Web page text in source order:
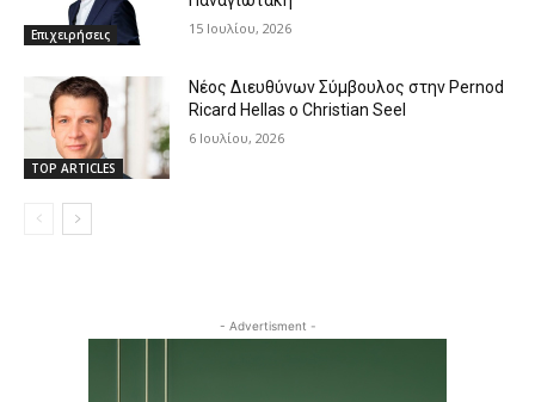
Επιχειρήσεις 15 Ιουλίου, 2026
TOP ARTICLES
Νέος Διευθύνων Σύμβουλος στην Pernod
Ricard Hellas ο Christian Seel
6 Ιουλίου, 2026
- Advertisment -